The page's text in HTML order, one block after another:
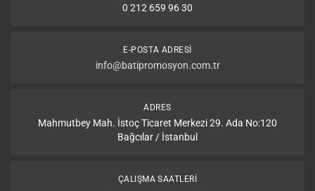
0 212 659 96 30
E-POSTA ADRESI
info@batipromosyon.com.tr
ADRES
Mahmutbey Mah. İstoç Ticaret Merkezi 29. Ada No:120
Bağcılar / İstanbul
ÇALIŞMA SAATLERI